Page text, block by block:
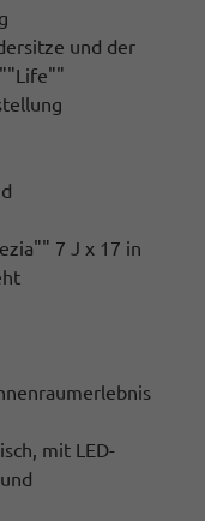
und der
7 J x 17 in
mit LED-